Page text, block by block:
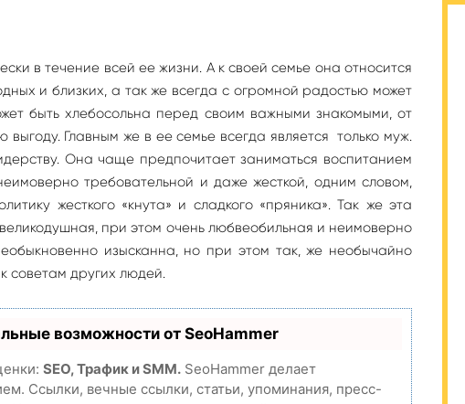
в течение всей ее жизни. А к своей семье она относится
и близких, а так же всегда с огромной радостью может
быть хлебосольна перед своим важными знакомыми, от
Главным же в ее семье всегда является только муж.
Она чаще предпочитает заниматься воспитанием
требовательной и даже жесткой, одним словом,
жесткого «кнута» и сладкого «пряника». Так же эта
при этом очень любвеобильная и неимоверно
изысканна, но при этом так, же необычайно
советам других людей.
возможности от SeoHammer
SEO, Трафик и SMM. SeoHammer делает
Ссылки, вечные ссылки, статьи, упоминания, пресс-